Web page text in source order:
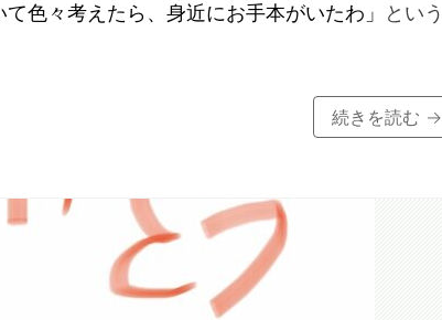
て色々考えたら、身近にお手本がいたわ」
という
続きを読む →